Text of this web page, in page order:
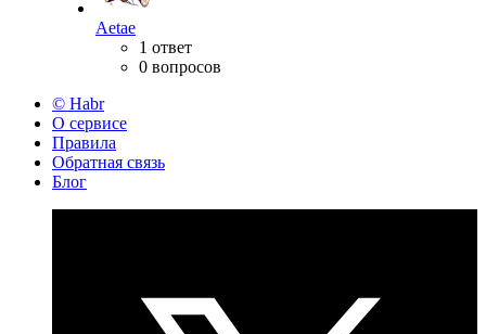
Aetae
1 ответ
0 вопросов
© Habr
О сервисе
Правила
Обратная связь
Блог